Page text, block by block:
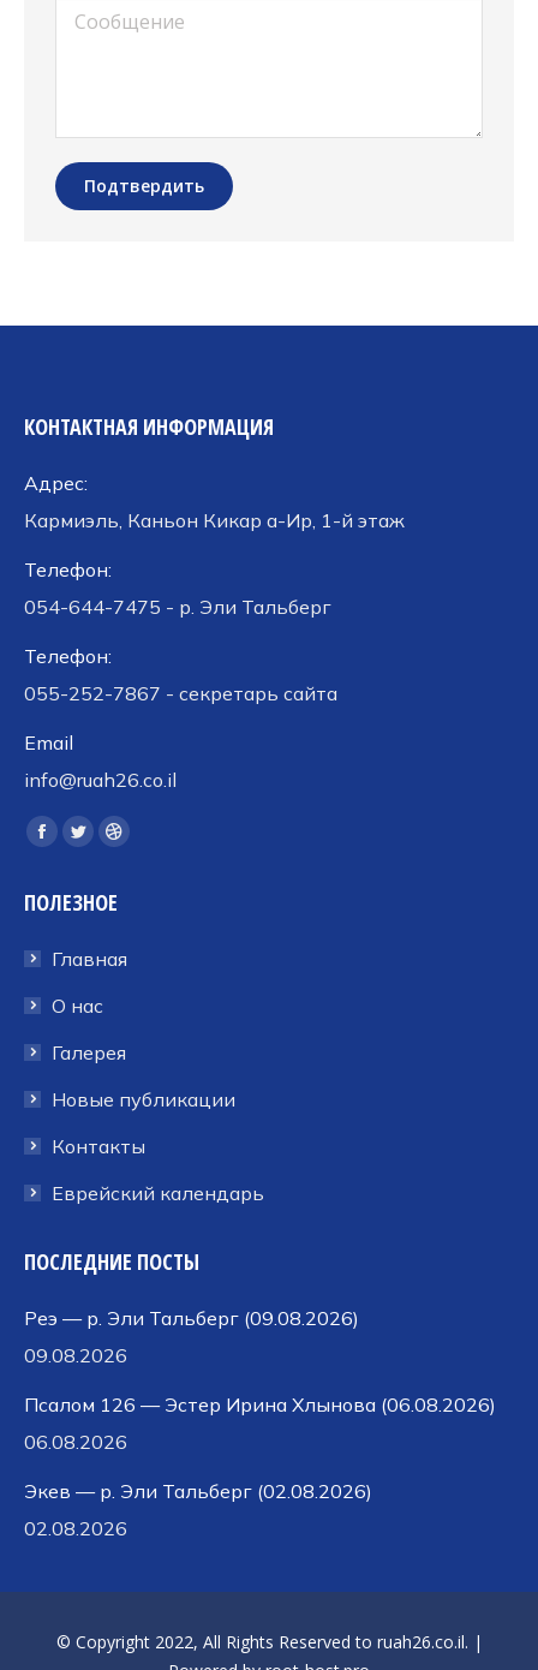
Сообщение
Подтвердить
КОНТАКТНАЯ ИНФОРМАЦИЯ
Адрес:
Кармиэль, Каньон Кикар а-Ир, 1-й этаж
Телефон:
054-644-7475 - р. Эли Тальберг
Телефон:
055-252-7867 - секретарь сайта
Email
info@ruah26.co.il
Ищите нас:
Страница
открывается
новом
окне
Страница
открывается
новом
окне
Страница
открывается
новом
ПОЛЕЗНОЕ
Главная
О нас
Галерея
Новые публикации
Контакты
Еврейский календарь
ПОСЛЕДНИЕ ПОСТЫ
Реэ — р. Эли Тальберг (09.08.2026)
09.08.2026
Псалом 126 — Эстер Ирина Хлынова (06.08.2026)
06.08.2026
Экев — р. Эли Тальберг (02.08.2026)
02.08.2026
© Copyright 2022, All Rights Reserved to ruah26.co.il. |